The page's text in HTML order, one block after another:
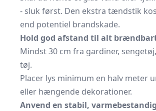
- sluk først. Den ekstra tændstik
end potentiel brandskade.
Hold god afstand til alt
Mindst 30 cm fra gardiner,
tøj.
Placer lys minimum en halv meter
eller hængende dekorationer.
Anvend en stabil,